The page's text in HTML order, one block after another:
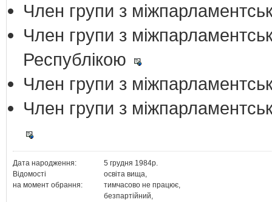
Член групи з
Член групи з
Республікою
Член групи з
Член групи з
Дата народження:
5 грудня 1984р.
Відомості
на момент обрання:
освіта вища,
тимчасово не працює,
безпартійний,